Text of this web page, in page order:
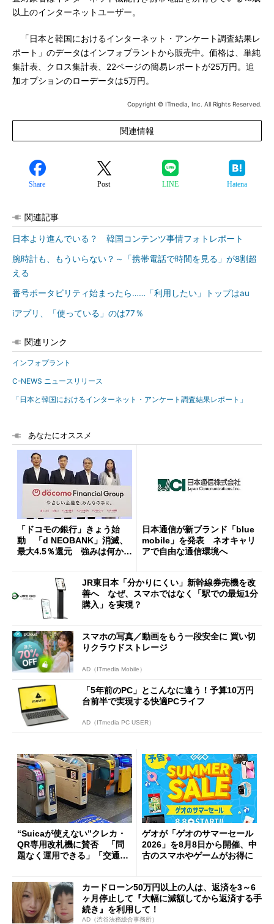
以上のインターネットユーザー。
「日本と韓国におけるインターネット・アンケート調査結果レ
ポート」のデータはインフォプラントから販売中。価格は、単純
集計表、クロス集計表、22ページの簡易レポートが25万円。追
加オプションのローデータは5万円。
Copyright © ITmedia, Inc. All Rights Reserved.
関連情報
Share Post LINE Hatena
関連記事
日本より進んでいる？ 韓国コンテンツ事情フォトレポート
腕時計も、もういらない？～「携帯電話で時間を見る」が8割超
える
番号ポータビリティ始まったら……「利用したい」トップはau
iアプリ、「使っている」のは77％
関連リンク
インフォプラント
C-NEWS ニュースリリース
「日本と韓国におけるインターネット・アンケート調査結果レポート」
あなたにオススメ
「ドコモの銀行」きょう始
動 「d NEOBANK」消滅、
最大4.5％還元 強みは何か解
日本通信が新ブランド「blue
mobile」を発表 ネオキャリ
アで自由な通信環境へ
JR東日本「分かりにくい」新幹線券売機を改
善へ なぜ、スマホではなく「駅での最短1分
購入」を実現？
スマホの写真／動画をもう一段安全に 買い切
りクラウドストレージ
AD（ITmedia Mobile）
「5年前のPC」とこんなに違う！予算10万円
台前半で実現する快適PCライフ
AD（ITmedia PC USER）
“Suicaが使えない”クレカ・
QR専用改札機に賛否 「問
題なく運用できる」「交通系I
ゲオが「ゲオのサマーセール
2026」を8月8日から開催、中
古のスマホやゲームがお得に
カードローン50万円以上の人は、返済を3～6
ヶ月停止して『大幅に減額してから返済する手
続き』を利用して！
AD（渋谷法務総合事務所）